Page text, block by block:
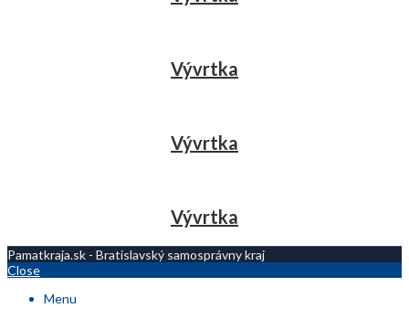
Vývrtka
Vývrtka
Vývrtka
Pamatkraja.sk - Bratislavský samosprávny kraj
Close
Menu